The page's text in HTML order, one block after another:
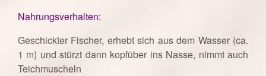
Nahrungsverhalten:
Geschickter Fischer, erhebt sich aus dem Wasser (ca.
1 m) und stürzt dann kopfüber ins Nasse, nimmt auch
Teichmuscheln